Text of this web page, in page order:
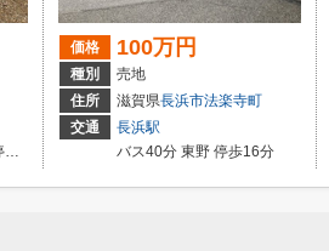
価格 100万円
種別
売地
住所
滋賀県長浜市法楽寺町
交通
長浜駅
バス40分 東野 停歩16分